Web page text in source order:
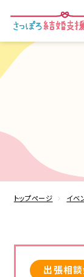
トップページ イベ
出張相談